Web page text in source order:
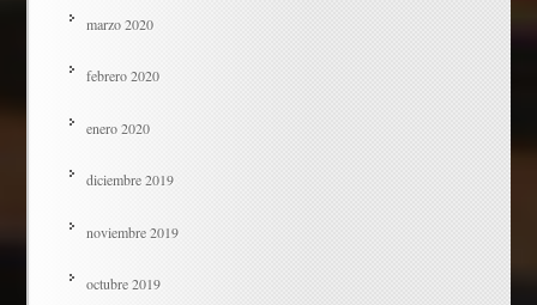
marzo 2020
febrero 2020
enero 2020
diciembre 2019
noviembre 2019
octubre 2019